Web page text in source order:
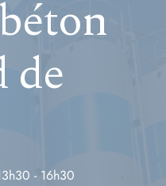
de
- 16h30